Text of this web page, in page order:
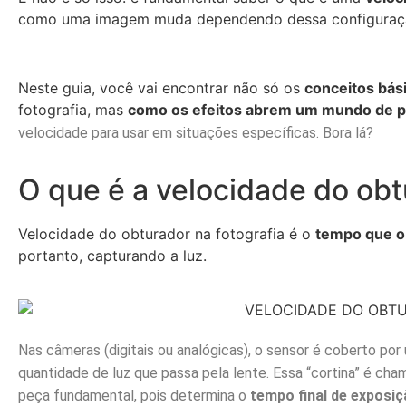
como uma imagem muda dependendo dessa
Neste guia, você vai encontrar não só os conceitos
fotografia, mas como os efeitos abrem um mundo de
velocidade para usar em situações específicas. Bora lá?
O que é a velocidade do
Velocidade do obturador na fotografia é o tempo que
portanto, capturando a luz.
Nas câmeras (digitais ou analógicas), o sensor é coberto por
quantidade de luz que passa pela lente. Essa “cortina” é
peça fundamental, pois determina o tempo final de